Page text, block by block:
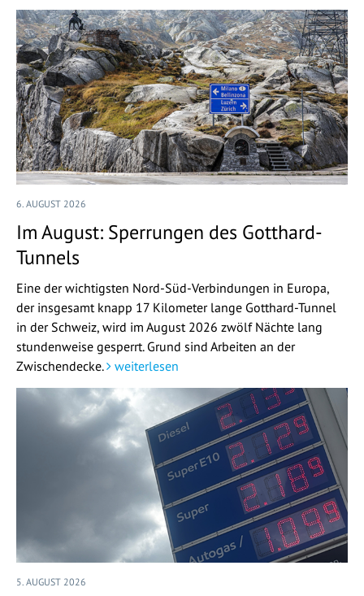
6. AUGUST 2026
Im August: Sperrungen des Gotthard-
Tunnels
Eine der wichtigsten Nord-Süd-Verbindungen in Europa,
der insgesamt knapp 17 Kilometer lange Gotthard-Tunnel
in der Schweiz, wird im August 2026 zwölf Nächte lang
stundenweise gesperrt. Grund sind Arbeiten an der
Zwischendecke.
weiterlesen
5. AUGUST 2026